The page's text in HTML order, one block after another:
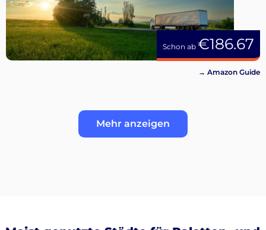
Schon ab €186.67
→ Amazon Guide
Mehr anzeigen